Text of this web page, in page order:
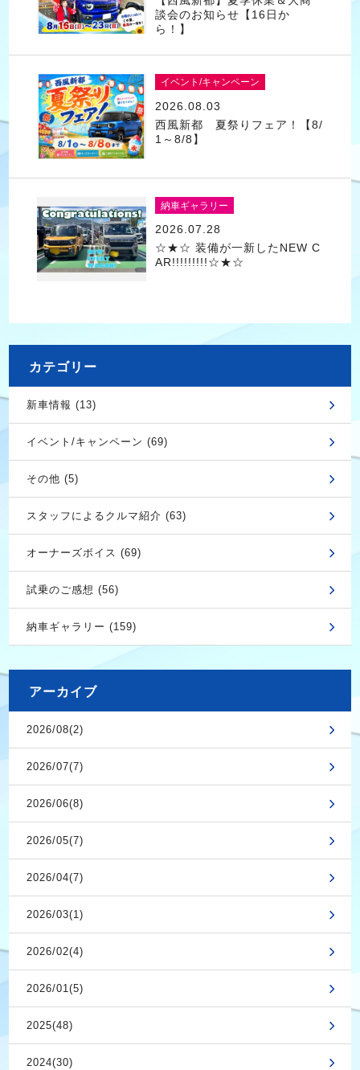
談会のお知らせ【16日か
ら！】
イベント/キャンペーン
2026.08.03
西風新都 夏祭りフェア！【8/
1～8/8】
納車ギャラリー
2026.07.28
☆★☆ 装備が一新したNEW C
AR!!!!!!!!!☆★☆
カテゴリー
新車情報 (13)
イベント/キャンペーン (69)
その他 (5)
スタッフによるクルマ紹介 (63)
オーナーズボイス (69)
試乗のご感想 (56)
納車ギャラリー (159)
アーカイブ
2026/08(2)
2026/07(7)
2026/06(8)
2026/05(7)
2026/04(7)
2026/03(1)
2026/02(4)
2026/01(5)
2025(48)
2024(30)